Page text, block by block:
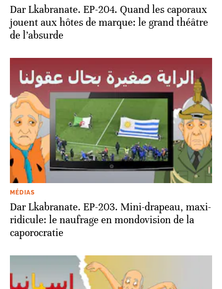
Dar Lkabranate. EP-204. Quand les caporaux
jouent aux hôtes de marque: le grand théâtre
de l’absurde
MÉDIAS
Dar Lkabranate. EP-203. Mini-drapeau, maxi-
ridicule: le naufrage en mondovision de la
caporocratie